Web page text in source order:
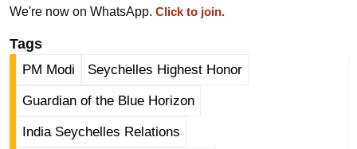
e
s
ला
इ
स्टा
We're now on WhatsApp. Click to join.
Tags
PM Modi Seychelles Highest Honor
Guardian of the Blue Horizon
India Seychelles Relations